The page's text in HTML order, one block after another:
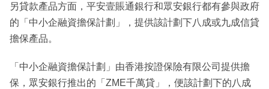
另貸款產品方面，平安壹賬通銀行和眾安銀行都有參與政府
的「中小企融資擔保計劃」，提供該計劃下八成或九成信貸
擔保產品。
「中小企融資擔保計劃」由香港按證保險有限公司提供擔
保，眾安銀行推出的「ZME千萬貸」，便該計劃下的八成